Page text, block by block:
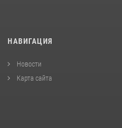
НАВИГАЦИЯ
Новости
Карта сайта